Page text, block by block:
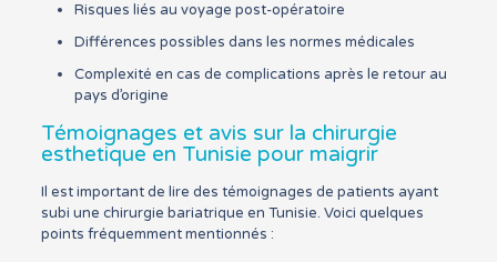
Risques liés au voyage post-opératoire
Différences possibles dans les normes médicales
Complexité en cas de complications après le retour au
pays d’origine
Témoignages et avis sur la chirurgie
esthetique en Tunisie pour maigrir
Il est important de lire des témoignages de patients ayant
subi une chirurgie bariatrique en Tunisie. Voici quelques
points fréquemment mentionnés :